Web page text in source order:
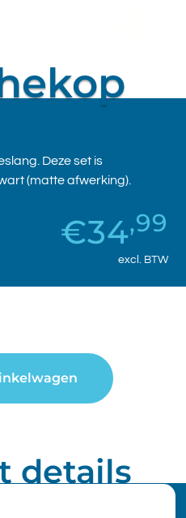
Deze set is
(matte afwerking).
€34,99
excl. BTW
details